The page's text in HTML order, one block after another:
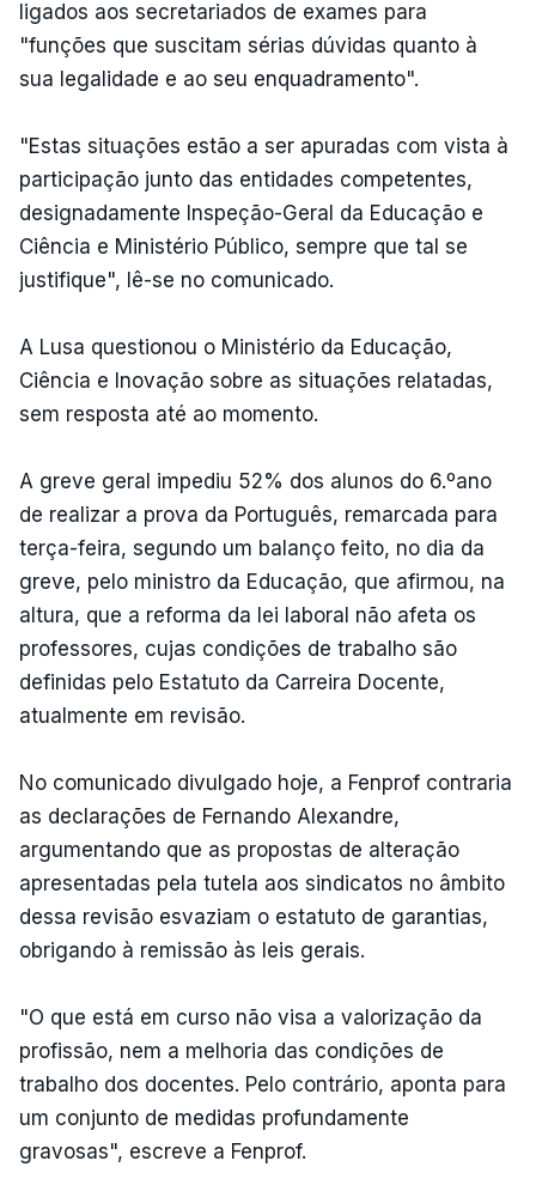
ligados aos secretariados de exames para
"funções que suscitam sérias dúvidas quanto à
sua legalidade e ao seu enquadramento".
"Estas situações estão a ser apuradas com vista à
participação junto das entidades competentes,
designadamente Inspeção-Geral da Educação e
Ciência e Ministério Público, sempre que tal se
justifique", lê-se no comunicado.
A Lusa questionou o Ministério da Educação,
Ciência e Inovação sobre as situações relatadas,
sem resposta até ao momento.
A greve geral impediu 52% dos alunos do 6.ºano
de realizar a prova da Português, remarcada para
terça-feira, segundo um balanço feito, no dia da
greve, pelo ministro da Educação, que afirmou, na
altura, que a reforma da lei laboral não afeta os
professores, cujas condições de trabalho são
definidas pelo Estatuto da Carreira Docente,
atualmente em revisão.
No comunicado divulgado hoje, a Fenprof contraria
as declarações de Fernando Alexandre,
argumentando que as propostas de alteração
apresentadas pela tutela aos sindicatos no âmbito
dessa revisão esvaziam o estatuto de garantias,
obrigando à remissão às leis gerais.
"O que está em curso não visa a valorização da
profissão, nem a melhoria das condições de
trabalho dos docentes. Pelo contrário, aponta para
um conjunto de medidas profundamente
gravosas", escreve a Fenprof.